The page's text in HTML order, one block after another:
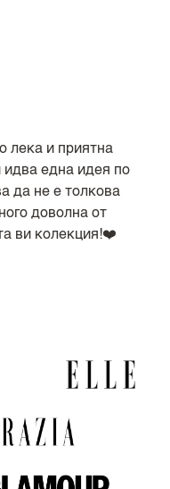
лека и приятна
идва една идея по
да не е толкова
доволна от
ви колекция!❤️